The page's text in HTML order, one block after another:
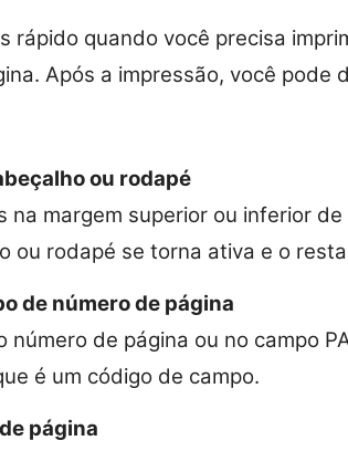
rápido quando você precisa
Após a impressão, você pode
ou rodapé
na margem superior ou inferior
ou rodapé se torna ativa e o
de número de página
número de página ou no campo
é um código de campo.
página